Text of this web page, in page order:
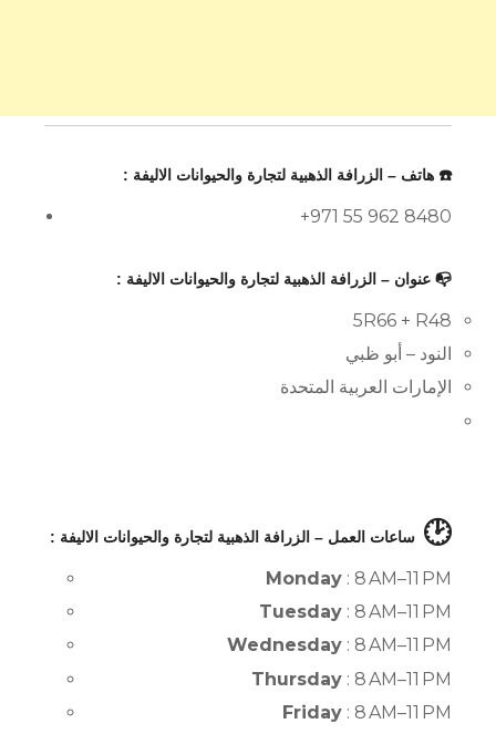
☎️ هاتف – الزرافة الذهبية لتجارة والحيوانات الاليفة :
+971 55 962 8480
📭 عنوان – الزرافة الذهبية لتجارة والحيوانات الاليفة :
5R66 + R48
النود – أبو ظبي
الإمارات العربية المتحدة
🕑 ساعات العمل – الزرافة الذهبية لتجارة والحيوانات الاليفة :
Monday : 8 AM–11 PM
Tuesday : 8 AM–11 PM
Wednesday : 8 AM–11 PM
Thursday : 8 AM–11 PM
Friday : 8 AM–11 PM